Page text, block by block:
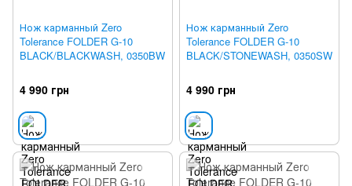
Нож карманный Zero
Tolerance FOLDER G-10
BLACK/BLACKWASH, 0350BW
4 990 грн
Нож карманный Zero
Tolerance FOLDER G-10
BLACK/STONEWASH, 0350SW
4 990 грн